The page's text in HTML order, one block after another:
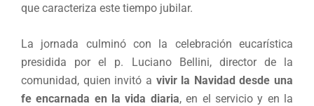
que caracteriza este tiempo jubilar.
La jornada culminó con la celebración eucarística
presidida por el p. Luciano Bellini, director de la
comunidad, quien invitó a vivir la Navidad desde una
fe encarnada en la vida diaria, en el servicio y en la